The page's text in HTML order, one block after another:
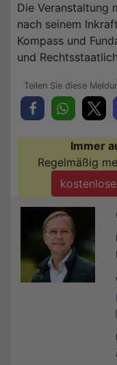
Die Veranstaltung
nach seinem
Kompass und
und
Immer
Regelmäßig